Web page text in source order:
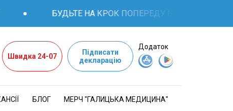
БУДЬТЕ НА КРОК ПОПЕРЕДУ В ПИТАННЯХ
Швидка 24-07
Підписати
декларацію
Додаток
БЛОГ МЕРЧ "ГАЛИЦЬКА МЕДИЦИНА"